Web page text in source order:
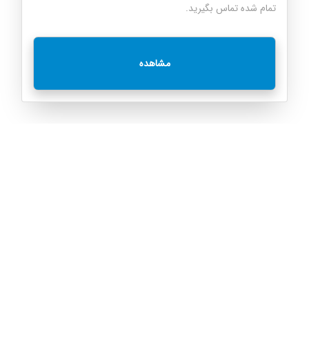
تمام شده تماس بگیرید.
مشاهده